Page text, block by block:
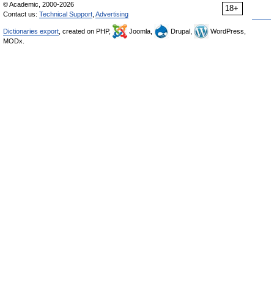
18+
© Academic, 2000-2026
Contact us: Technical Support Advertising
Dictionaries export , created on PHP, Joomla, Drupal,
WordPress,
MODx.